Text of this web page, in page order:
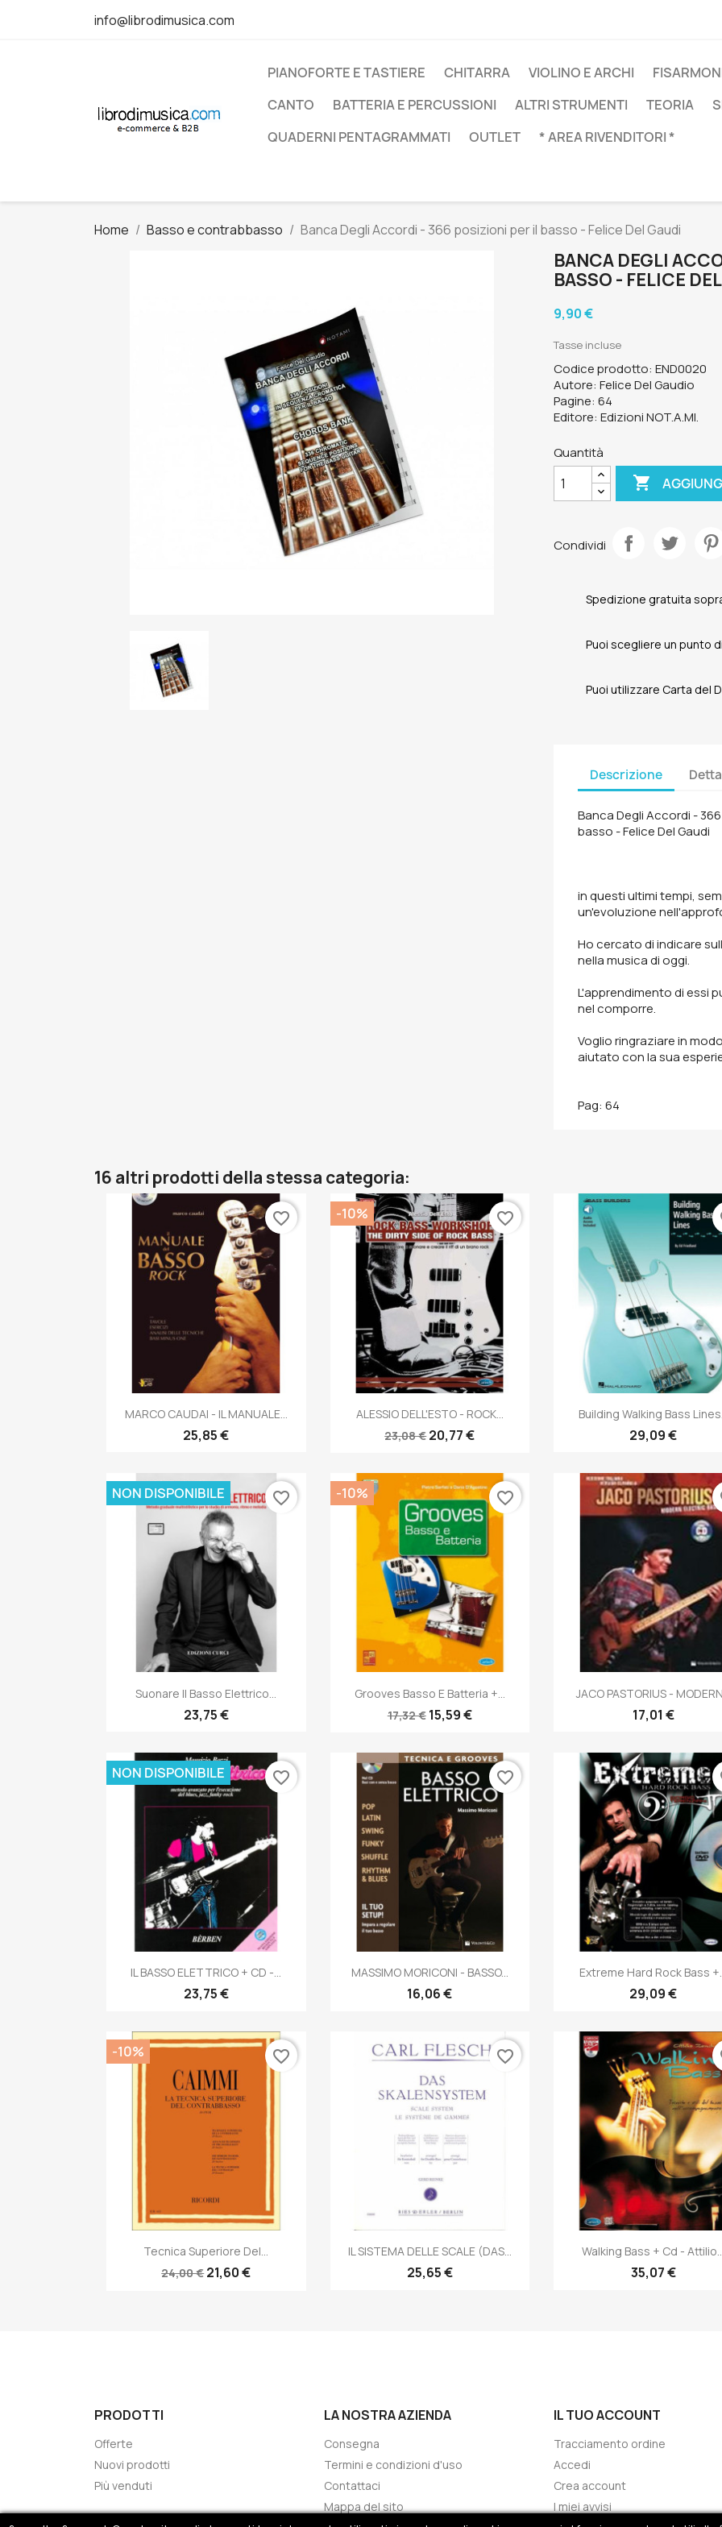
info@librodimusica.com
PIANOFORTE E TASTIERE CHITARRA VIOLINO E ARCHI
CANTO
BATTERIA E PERCUSSIONI ALTRI STRUMENTI TEORIA
QUADERNI PENTAGRAMMATI
OUTLET * AREA RIVENDITORI *
Home Basso e contrabbasso Banca Degli Accordi - 366 posizioni per il basso - Felice Del Gaudi
BANCA DEGLI
BASSO - FELICE
9,90 €
Tasse incluse
Codice prodotto: END0020
Autore: Felice Del Gaudio
Pagine: 64
Editore: Edizioni NOT.A.MI.
Quantità

Condividi
Spedizione gratuita
Puoi scegliere un punto
Puoi utilizzare Carta del
Descrizione
Banca Degli Accordi -
basso - Felice Del Gaudi
in questi ultimi tempi,
un'evoluzione
Ho cercato di indicare
nella musica di oggi.
L'apprendimento di essi
nel comporre.
Voglio ringraziare in
aiutato con la sua
Pag: 64
16 altri prodotti della stessa categoria:
Anteprima
MARCO CAUDAI - IL MANUALE...
25,85 €
favorite_border
Anteprima
ALESSIO DELL'ESTO - ROCK...
23,08 €20,77 €
-10% favorite_border
Anteprima
Building Walking Bass Lines...
29,09 €
Anteprima
Suonare Il Basso Elettrico...
23,75 €
NON DISPONIBILE favorite_border
Anteprima
Grooves Basso E Batteria +...
17,32 € 15,59 €
-10% favorite_border
Anteprima
JACO PASTORIUS -
17,01 €
Anteprima
IL BASSO ELETTRICO + CD -...
23,75 €
NON DISPONIBILE favorite_border
Anteprima
MASSIMO MORICONI - BASSO...
16,06 €
favorite_border
Anteprima
Extreme Hard Rock Bass
29,09 €
Anteprima
Tecnica Superiore Del...
24,00 €21,60 €
-10% favorite_border
 Anteprima
IL SISTEMA DELLE SCALE (DAS...
25,65 €
favorite_border
Anteprima
Walking Bass + Cd -
35,07 €
PRODOTTI
Offerte
Nuovi prodotti
Più venduti
LA NOSTRA AZIENDA
Consegna
Termini e condizioni d'uso
Contattaci
Mappa del sito
IL TUO ACCOUNT
Tracciamento ordine
Accedi
Crea account
I miei avvisi